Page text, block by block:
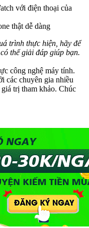
với điện thoại của
thật dễ dàng
trình thực hiện, hãy để
thể giải đáp giúp bạn.
công nghệ máy tính.
các chuyên gia nhiều
trị tham khảo. Chúc